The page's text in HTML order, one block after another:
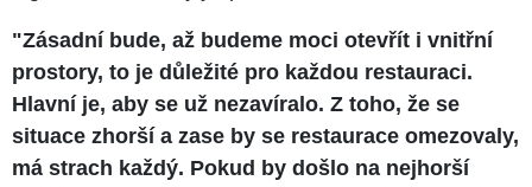
"Zásadní bude, až budeme moci otevřít i vnitřní
prostory, to je důležité pro každou restauraci.
Hlavní je, aby se už nezavíralo. Z toho, že se
situace zhorší a zase by se restaurace omezovaly,
má strach každý. Pokud by došlo na nejhorší